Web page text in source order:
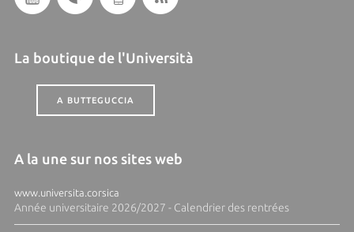
La boutique de l'Università
A BUTTEGUCCIA
A la une sur nos sites web
www.universita.corsica
Année universitaire 2026/2027 - Calendrier des rentrées